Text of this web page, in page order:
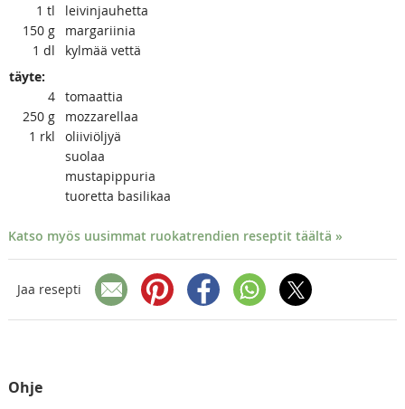
1 tl
leivinjauhetta
150 g
margariinia
1 dl
kylmää vettä
täyte:
4 tomaattia
250 g
mozzarellaa
1 rkl
oliiviöljyä
suolaa
mustapippuria
tuoretta basilikaa
Katso myös uusimmat ruokatrendien reseptit täältä »
Jaa resepti
Ohje